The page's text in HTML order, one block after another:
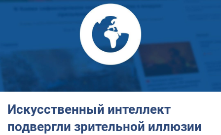
Искусственный интеллект
подвергли зрительной иллюзии